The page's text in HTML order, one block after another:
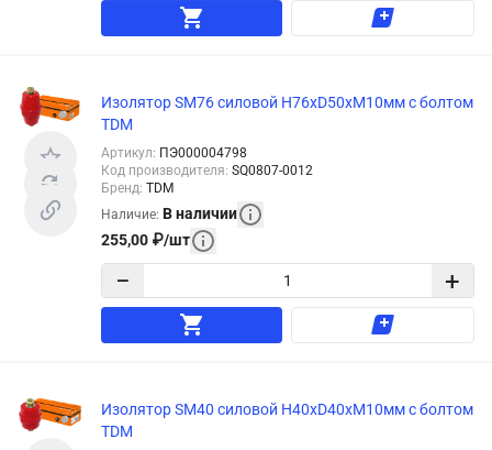
Изолятор SM76 силовой H76xD50xM10мм с болтом
TDM
Артикул: ПЭ000004798
Код производителя: SQ0807-0012
Бренд: TDM
Наличие: В наличии
255,00 ₽/шт
− +
Изолятор SM40 силовой Н40хD40хМ10мм с болтом
TDM